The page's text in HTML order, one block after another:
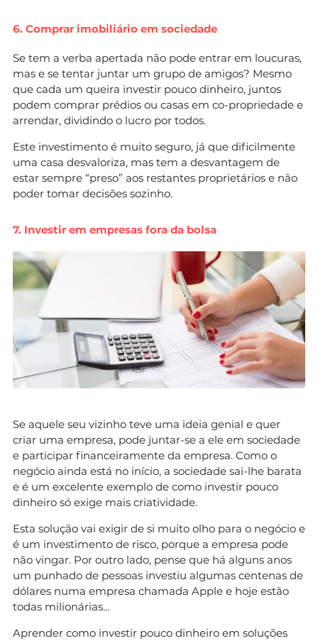
6. Comprar imobiliário em sociedade
Se tem a verba apertada não pode entrar em loucuras,
mas e se tentar juntar um grupo de amigos? Mesmo
que cada um queira investir pouco dinheiro, juntos
podem comprar prédios ou casas em co-propriedade e
arrendar, dividindo o lucro por todos.
Este investimento é muito seguro, já que dificilmente
uma casa desvaloriza, mas tem a desvantagem de
estar sempre “preso” aos restantes proprietários e não
poder tomar decisões sozinho.
7. Investir em empresas fora da bolsa
Se aquele seu vizinho teve uma ideia genial e quer
criar uma empresa, pode juntar-se a ele em sociedade
e participar financeiramente da empresa. Como o
negócio ainda está no início, a sociedade sai-lhe barata
e é um excelente exemplo de como investir pouco
dinheiro só exige mais criatividade.
Esta solução vai exigir de si muito olho para o negócio e
é um investimento de risco, porque a empresa pode
não vingar. Por outro lado, pense que há alguns anos
um punhado de pessoas investiu algumas centenas de
dólares numa empresa chamada Apple e hoje estão
todas milionárias…
Aprender como investir pouco dinheiro em soluções